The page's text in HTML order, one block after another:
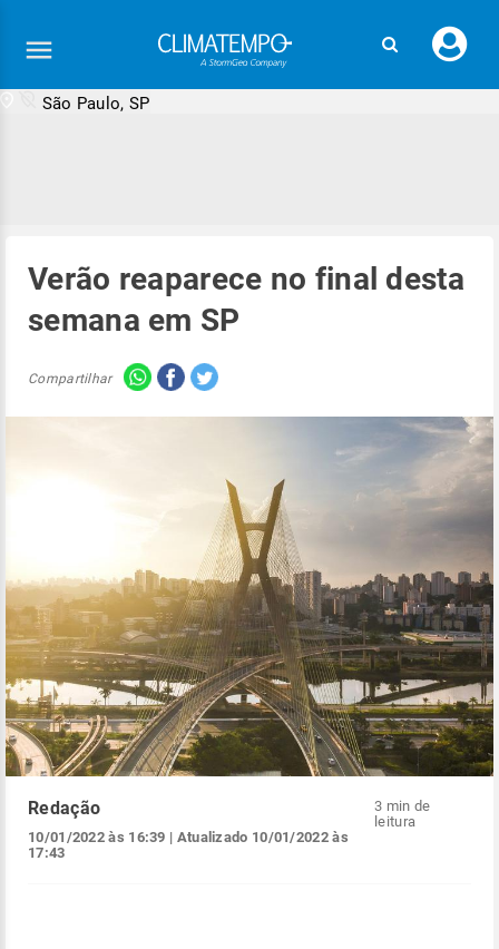
seu
São Paulo, SP
Verão reaparece no final desta
semana em SP
Compartilhar
Redação
10/01/2022 às 16:39 | Atualizado 10/01/2022 às
17:43
3 min de
leitura